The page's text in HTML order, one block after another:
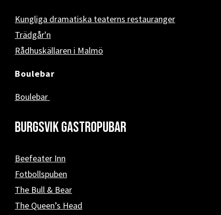
Kungliga dramatiska teaterns restauranger
Trädgår'n
Rådhuskällaren i Malmö
Boulebar
Boulebar
Burgsvik Gastropubar
Beefeater Inn
Fotbollspuben
The Bull & Bear
The Queen’s Head